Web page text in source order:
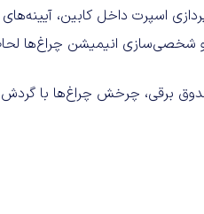
شخصی‌سازی انیمیشن چراغ‌ها
برقی، چرخش چراغ‌ها با گردش